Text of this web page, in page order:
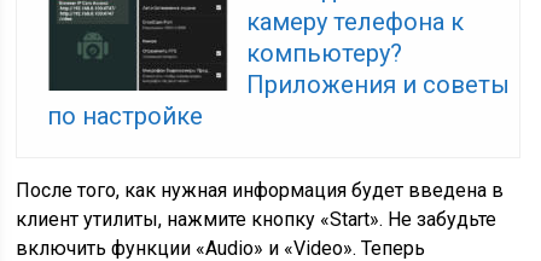
камеру телефона к
компьютеру?
Приложения и советы
по настройке
После того, как нужная информация будет введена в
клиент утилиты, нажмите кнопку «Start». Не забудьте
включить функции «Audio» и «Video». Теперь